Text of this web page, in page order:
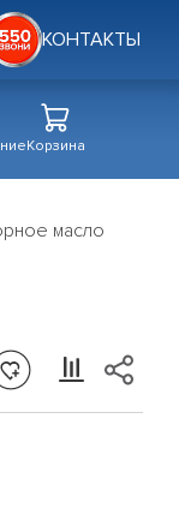
КОНТАКТЫ
Корзина
масло